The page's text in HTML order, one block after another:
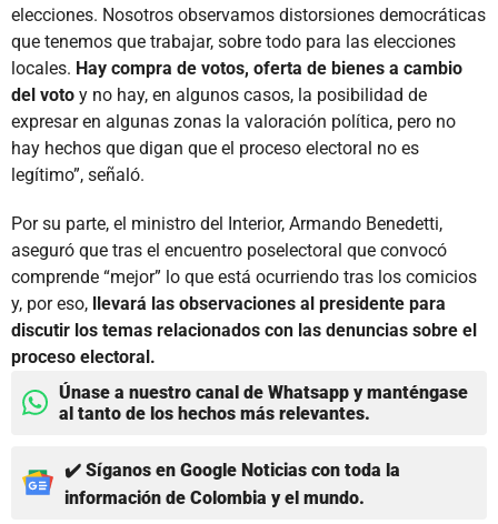
elecciones. Nosotros observamos distorsiones democráticas
que tenemos que trabajar, sobre todo para las elecciones
locales. Hay compra de votos, oferta de bienes a cambio
del voto y no hay, en algunos casos, la posibilidad de
expresar en algunas zonas la valoración política, pero no
hay hechos que digan que el proceso electoral no es
legítimo”, señaló.
Por su parte, el ministro del Interior, Armando Benedetti,
aseguró que tras el encuentro poselectoral que convocó
comprende “mejor” lo que está ocurriendo tras los comicios
y, por eso, llevará las observaciones al presidente para
discutir los temas relacionados con las denuncias sobre el
proceso electoral.
Únase a nuestro canal de Whatsapp y manténgase
al tanto de los hechos más relevantes.
✔️ Síganos en Google Noticias con toda la
información de Colombia y el mundo.